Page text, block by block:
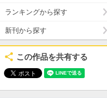
ランキングから探す
新刊から探す
この作品を共有する